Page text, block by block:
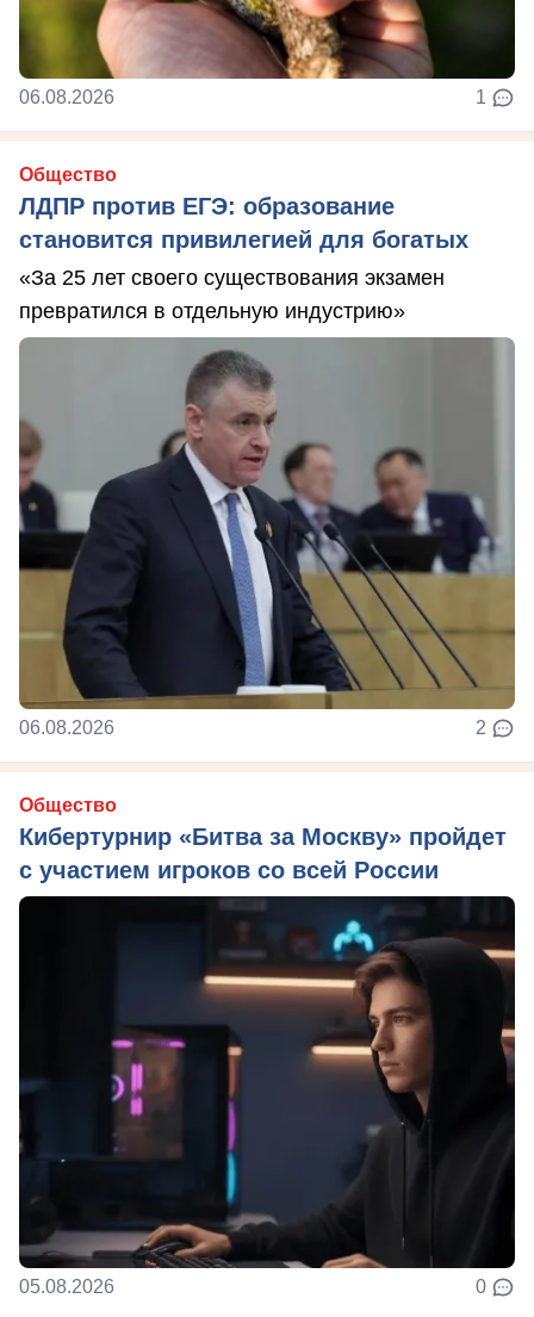
06.08.2026 1
Общество
ЛДПР против ЕГЭ: образование
становится привилегией для богатых
«За 25 лет своего существования экзамен
превратился в отдельную индустрию»
06.08.2026 2
Общество
Кибертурнир «Битва за Москву» пройдет
с участием игроков со всей России
05.08.2026 0